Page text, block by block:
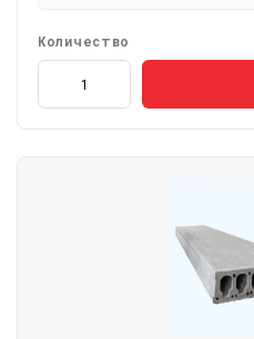
Количество